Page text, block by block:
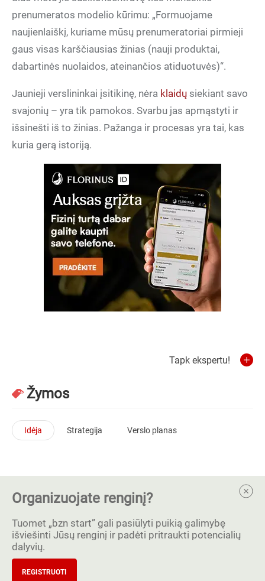
prenumeratos modelio kūrimu: „Formuojame
naujienlaiškį, kuriame mūsų prenumeratoriai pirmieji
gaus visas karščiausias žinias (nauji produktai,
dabartinės nuolaidos, ateinančios atiduotuvės)“.
Jaunieji verslininkai įsitikinę, nėra klaidų siekiant savo
svajonių – yra tik pamokos. Svarbu jas apmąstyti ir
išsinešti iš to žinias. Pažanga ir procesas yra tai, kas
kuria gerą istoriją.
Tapk ekspertu!
Žymos
Idėja Strategija Verslo planas
Organizuojate renginį?
Tuomet „bzn start” gali pasiūlyti puikią galimybę
išviešinti Jūsų renginį ir padėti pritraukti potencialių
dalyvių.
REGISTRUOTI